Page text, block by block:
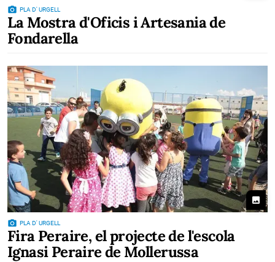
photo_camera PLA D' URGELL
La Mostra d'Oficis i Artesania de
Fondarella
photo
photo_camera PLA D' URGELL
Fira Peraire, el projecte de l'escola
Ignasi Peraire de Mollerussa